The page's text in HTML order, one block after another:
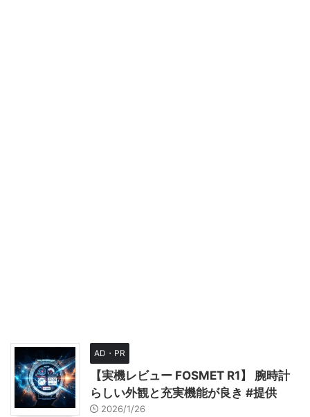
AD・PR
【実機レビュー FOSMET R1】 腕時計
らしい外観と充実機能が良き #提供
2026/1/26